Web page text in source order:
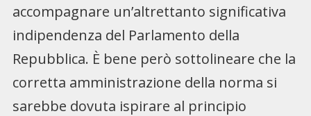
accompagnare un’altrettanto significativa
indipendenza del Parlamento della
Repubblica. È bene però sottolineare che la
corretta amministrazione della norma si
sarebbe dovuta ispirare al principio